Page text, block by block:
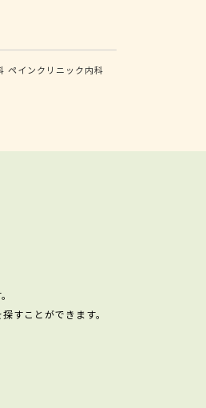
ペインクリニック内科
すことができます。